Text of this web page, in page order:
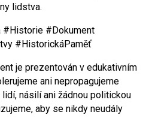
lidstva.
#Historie #Dokument
#HistorickáPaměť
je prezentován v edukativním
ani nepropagujeme
násilí ani žádnou politickou
aby se nikdy neudály